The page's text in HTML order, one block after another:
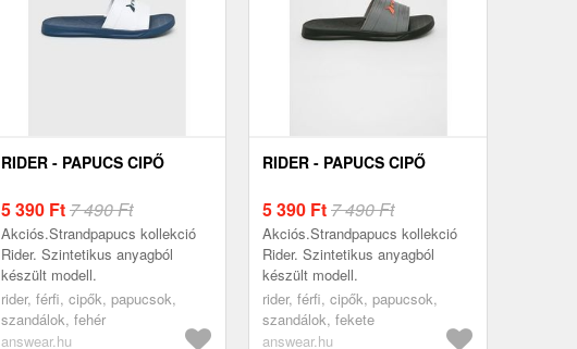
RIDER - PAPUCS CIPŐ
5 390 Ft7 490 Ft
Akciós.Strandpapucs kollekció
Rider. Szintetikus anyagból
készült modell.
rider, férfi, cipők, papucsok,
szandálok, fehér
answear.hu
RIDER - PAPUCS CIPŐ
5 390 Ft7 490 Ft
Akciós.Strandpapucs kollekció
Rider. Szintetikus anyagból
készült modell.
rider, férfi, cipők, papucsok,
szandálok, fekete
answear.hu